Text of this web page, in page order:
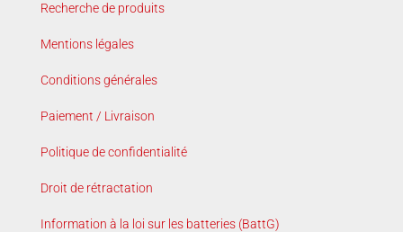
Recherche de produits
Mentions légales
Conditions générales
Paiement / Livraison
Politique de confidentialité
Droit de rétractation
Information à la loi sur les batteries (BattG)